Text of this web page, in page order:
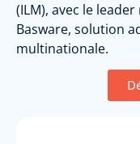
(ILM), avec le
Basware, solution
multinationale.